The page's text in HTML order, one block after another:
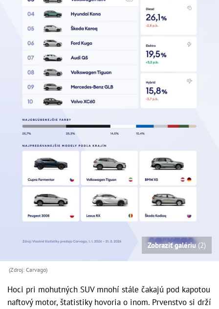
Zobraziť galériu(2)
(Zdroj: Carvago)
Hoci pri mohutných SUV mnohí stále čakajú pod kapotou
naftový motor, štatistiky hovoria o inom. Prvenstvo si drží